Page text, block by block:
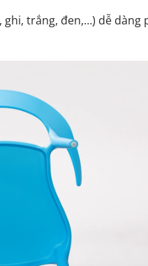
ghi, trắng, đen,…) dễ dàng